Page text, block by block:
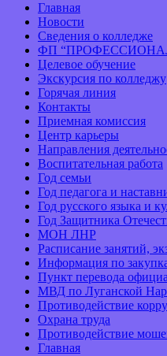
Главная
Новости
Сведения о колледже
ФП
Целевое обучение
Экскурсия по колледжу
Горячая линия
Контакты
Приемная комиссия
Центр карьеры
Направления
Воспитательная работа
Год семьи
Год педагога и
Год русского языка и
Год Защитника
МОН ЛНР
Расписание занятий,
Информация по
Пункт перевода
МВД по Луганской
Противодействие
Охрана труда
Противодействие
Главная